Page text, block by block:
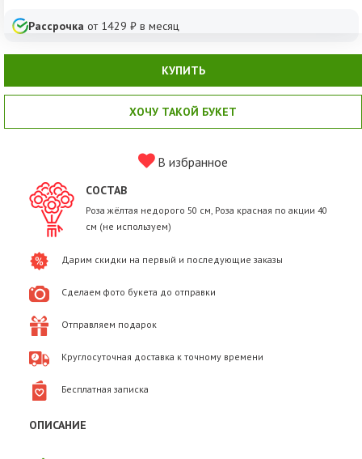
Рассрочка от 1429 ₽ в месяц
КУПИТЬ
ХОЧУ ТАКОЙ БУКЕТ
В избранное
СОСТАВ
Роза жёлтая недорого 50 см, Роза красная по акции 40
см (не используем)
Дарим скидки на первый и последующие заказы
Сделаем фото букета до отправки
Отправляем подарок
Круглосуточная доставка к точному времени
Бесплатная записка
ОПИСАНИЕ